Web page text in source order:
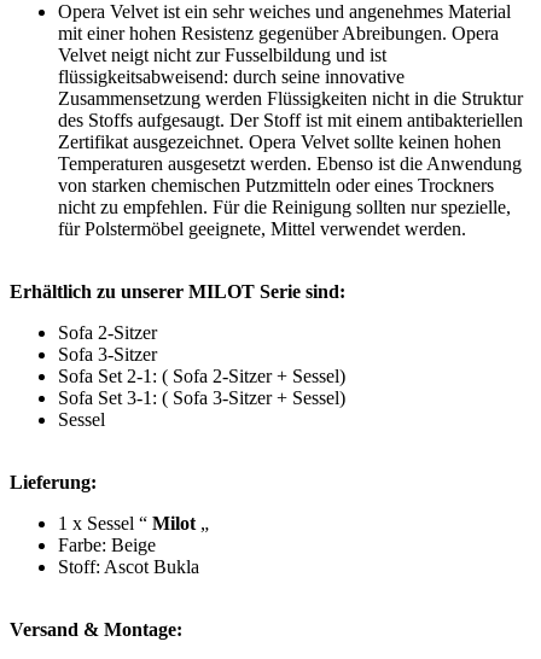
Opera Velvet ist ein sehr weiches und angenehmes Material
mit einer hohen Resistenz gegenüber Abreibungen. Opera
Velvet neigt nicht zur Fusselbildung und ist
flüssigkeitsabweisend: durch seine innovative
Zusammensetzung werden Flüssigkeiten nicht in die Struktur
des Stoffs aufgesaugt. Der Stoff ist mit einem antibakteriellen
Zertifikat ausgezeichnet. Opera Velvet sollte keinen hohen
Temperaturen ausgesetzt werden. Ebenso ist die Anwendung
von starken chemischen Putzmitteln oder eines Trockners
nicht zu empfehlen. Für die Reinigung sollten nur spezielle,
für Polstermöbel geeignete, Mittel verwendet werden.
Erhältlich zu unserer MILOT Serie sind:
Sofa 2-Sitzer
Sofa 3-Sitzer
Sofa Set 2-1: ( Sofa 2-Sitzer + Sessel)
Sofa Set 3-1: ( Sofa 3-Sitzer + Sessel)
Sessel
Lieferung:
1 x Sessel “ Milot „
Farbe: Beige
Stoff: Ascot Bukla
Versand & Montage: